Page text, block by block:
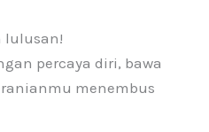
lulusan!
percaya diri, bawa
menembus